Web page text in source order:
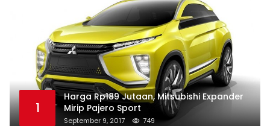
1
Harga Rp189 Jutaan, Mitsubishi Expander
Mirip Pajero Sport
September 9, 2017 749